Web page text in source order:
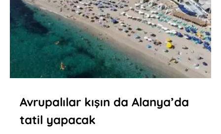
Avrupalılar kışın da Alanya’da
tatil yapacak